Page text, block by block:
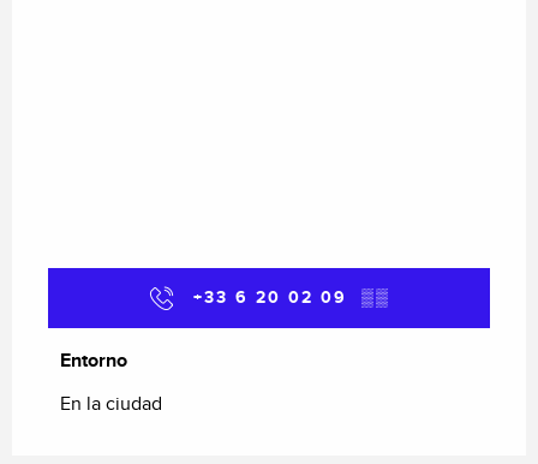
+33 6 20 02 09 ▒▒
Entorno
Entorno
En la ciudad